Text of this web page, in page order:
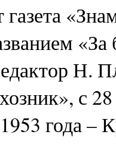
газета
Н.
с
года –